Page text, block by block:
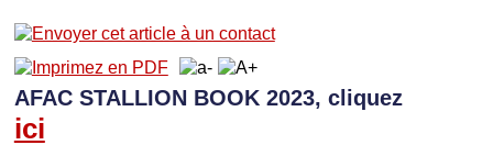
AFAC STALLION BOOK 2023, cliquez
ici